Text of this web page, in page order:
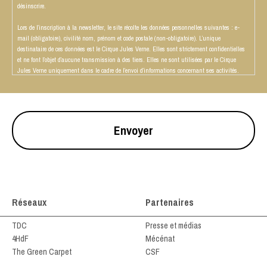
désinscrire.
Lors de l’inscription à la newsletter, le site récolte les données personnelles suivantes : e-
mail (obligatoire), civilité nom, prénom et code postale (non-obligatoire). L’unique
destinataire de ces données est le Cirque Jules Verne. Elles sont strictement confidentielles
et ne font l’objet d’aucune transmission à des tiers. Elles ne sont utilisées par le Cirque
Jules Verne uniquement dans le cadre de l’envoi d’informations concernant ses activités.
En application du Règlement Général sur la Protection des Données (RGPD) n°2016/679 du
relative à l’informatique, aux fichiers et aux libertés telle que modifiée par la loi n°2018-493
d’opposition, de limitation et d’effacement de vos données à caractère personnel. Pour les
exercer, adressez vous à contact@cirquejulesverne.fr ; citez en objet : Application RGPD.
CAPTCHA
Réseaux
TDC
4HdF
The Green Carpet
Partenaires
Presse et médias
Mécénat
CSF